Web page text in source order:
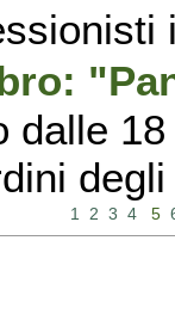
dalle
1 2 3 4 5